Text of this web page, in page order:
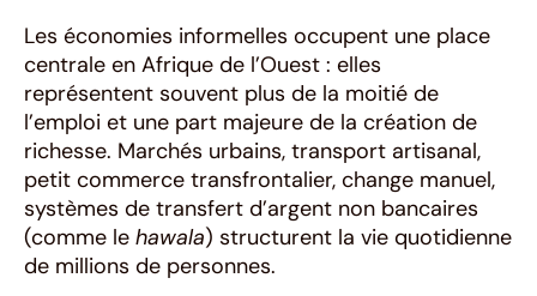
Les économies informelles occupent une place
centrale en Afrique de l’Ouest : elles
représentent souvent plus de la moitié de
l’emploi et une part majeure de la création de
richesse. Marchés urbains, transport artisanal,
petit commerce transfrontalier, change manuel,
systèmes de transfert d’argent non bancaires
(comme le hawala) structurent la vie quotidienne
de millions de personnes.